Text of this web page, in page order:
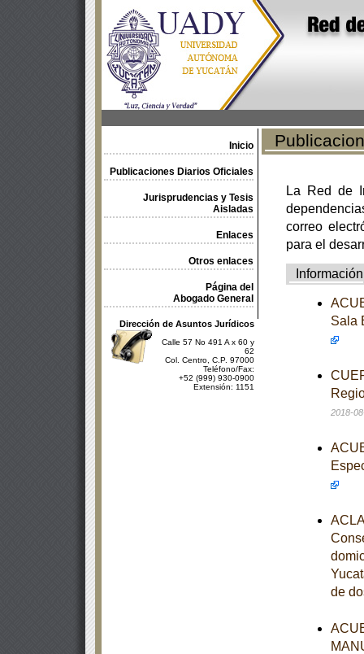
Inicio
Publicaciones Diarios Oficiales
Jurisprudencias y Tesis
Aisladas
Enlaces
Otros enlaces
Página del
Abogado General
Dirección de Asuntos Jurídicos
Calle 57 No 491 A x 60 y
62
Col. Centro, C.P. 97000
Teléfono/Fax:
+52 (999) 930-0900
Extensión: 1151
La Red de
correo
para el
Información
Sala
2018-
de